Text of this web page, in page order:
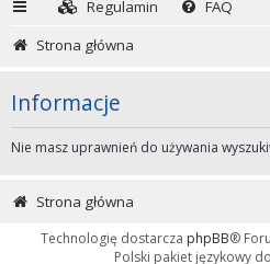
Regulamin
FAQ
Strona główna
Informacje
Nie masz uprawnień do używania
Strona główna
Technologię dostarcza phpBB®
Polski pakiet językowy